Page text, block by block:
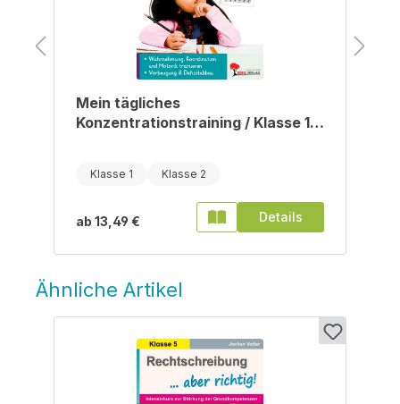
Mein tägliches
Konzentrationstraining / Klasse 1-
Klasse 1 Klasse 2
ab 13,49 € Details
Ähnliche Artikel